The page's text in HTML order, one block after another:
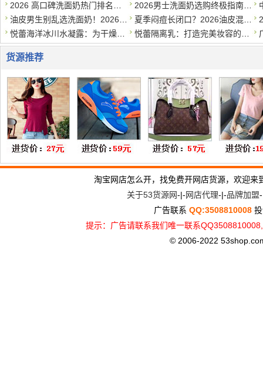
货源推荐
淘宝网店怎么开，找免费开网店货源，欢迎
关于53货源网-|-网店代理-|-品牌加盟
广告联系 QQ:3508810008
提示：广告请联系我们唯一联系
© 2006-2022